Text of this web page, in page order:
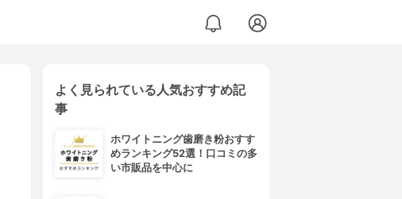
よく見られている人気おすすめ記
事
ホワイトニング歯磨き粉おすす
めランキング52選！口コミの多
い市販品を中心に